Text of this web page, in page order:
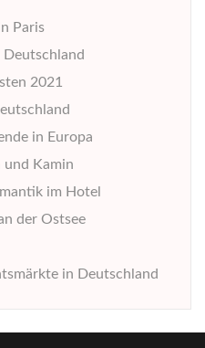
Paris
Deutschland
2021
in Europa
und Kamin
im Hotel
der Ostsee
in Deutschland